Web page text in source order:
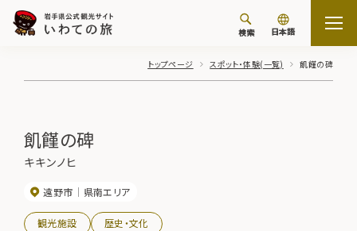
検索 日本語
トップページ スポット・体験(一覧) 飢饉の碑
飢饉の碑
キキンノヒ
遠野市 県南エリア
観光施設 歴史・文化